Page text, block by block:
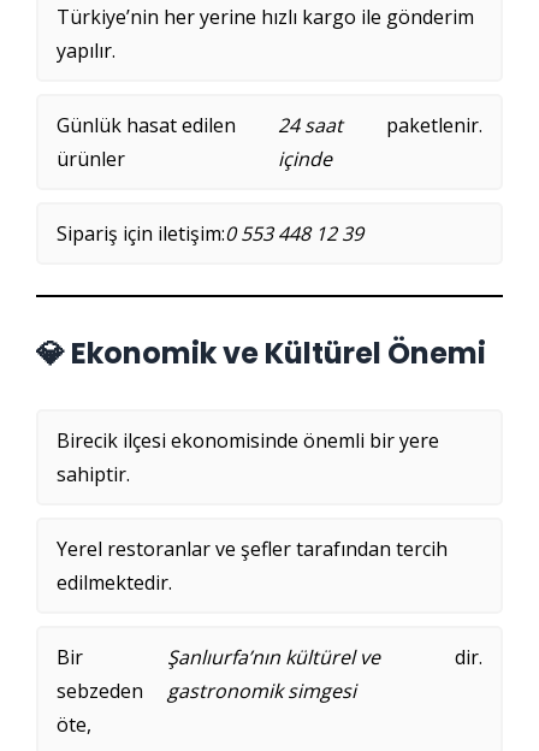
Türkiye’nin her yerine hızlı kargo ile gönderim
yapılır.
Günlük hasat edilen
ürünler
24 saat
içinde
paketlenir.
Sipariş için iletişim:0 553 448 12 39
💎 Ekonomik ve Kültürel Önemi
Birecik ilçesi ekonomisinde önemli bir yere
sahiptir.
Yerel restoranlar ve şefler tarafından tercih
edilmektedir.
Bir
sebzeden
öte,
Şanlıurfa’nın kültürel ve
gastronomik simgesi
dir.